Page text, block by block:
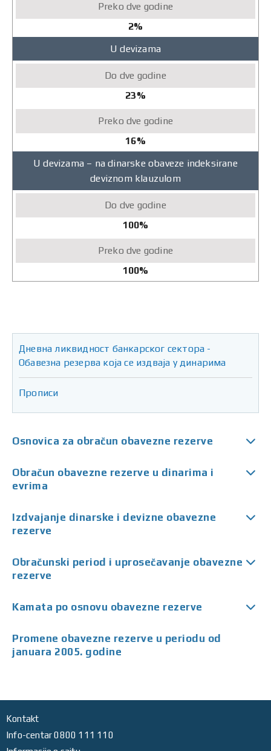
godine
2%
U devizama
23%
16%
U devizama – na dinarske obaveze indeksirane
deviznom klauzulom
100%
100%
Дневна ликвидност банкарског сектора -
Обавезна резерва која се издваја у динарима
Прописи
Osnovica za obračun obavezne rezerve
Obračun obavezne rezerve u dinarima i
evrima
Izdvajanje dinarske i devizne obavezne
rezerve
Obračunski period i uprosečavanje obavezne
rezerve
Kamata po osnovu obavezne rezerve
Promene obavezne rezerve u periodu od
januara 2005. godine
Kontakt
Info-centar 0800 111 110